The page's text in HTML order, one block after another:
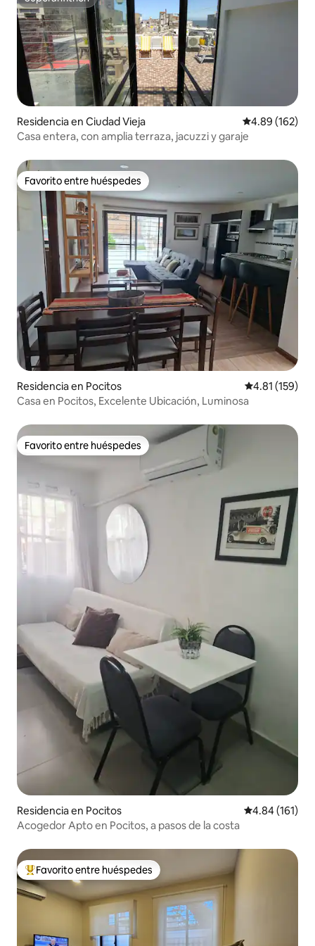
Superanfitrión
Residencia en Ciudad Vieja Calificación
4.89 (162)
Casa entera, con amplia terraza, jacuzzi y garaje
Favorito entre huéspedes
Favorito entre huéspedes
Residencia en Pocitos Calificación
4.81 (159)
Casa en Pocitos, Excelente Ubicación, Luminosa
Favorito entre huéspedes
Favorito entre huéspedes
Residencia en Pocitos Calificación
4.84 (161)
Acogedor Apto en Pocitos, a pasos de la costa
De los mejores en Favorito entre huéspedes
Favorito entre huéspedes